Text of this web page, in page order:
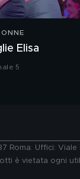
Elisa
5
Roma. Uffici:
è vietata ogni